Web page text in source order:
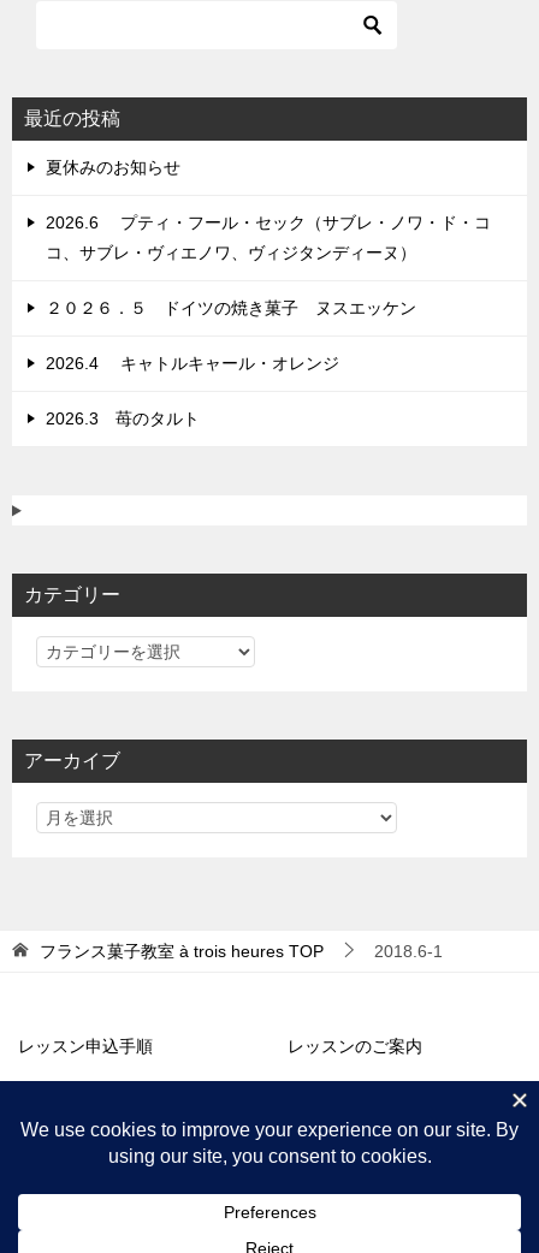
最近の投稿
夏休みのお知らせ
2026.6 プティ・フール・セック（サブレ・ノワ・ド・コ
コ、サブレ・ヴィエノワ、ヴィジタンディーヌ）
２０２６．５ ドイツの焼き菓子 ヌスエッケン
2026.4 キャトルキャール・オレンジ
2026.3 苺のタルト
カテゴリー
カ
リ
アーカイブ
フランス菓子教室 à trois heures TOP 2018.6-1
レッスン申込手順 レッスンのご案内